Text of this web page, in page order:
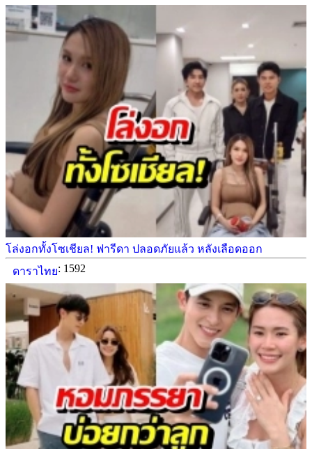
โล่งอกทั้งโซเชียล! ฟารีดา ปลอดภัยแล้ว หลังเลือดออก
ดาราไทย: 1592